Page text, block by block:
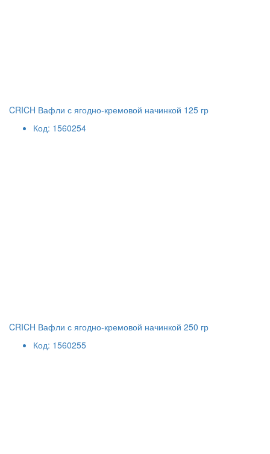
CRICH Вафли с ягодно-кремовой начинкой 125 гр
Код: 1560254
CRICH Вафли с ягодно-кремовой начинкой 250 гр
Код: 1560255